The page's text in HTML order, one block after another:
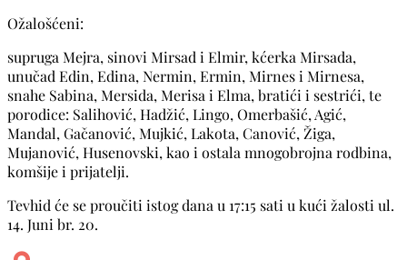
Ožalošćeni:
supruga Mejra, sinovi Mirsad i Elmir, kćerka Mirsada,
unučad Edin, Edina, Nermin, Ermin, Mirnes i Mirnesa,
snahe Sabina, Mersida, Merisa i Elma, bratići i sestrići, te
porodice: Salihović, Hadžić, Lingo, Omerbašić, Agić,
Mandal, Gačanović, Mujkić, Lakota, Canović, Žiga,
Mujanović, Husenovski, kao i ostala mnogobrojna rodbina,
komšije i prijatelji.
Tevhid će se proučiti istog dana u 17:15 sati u kući žalosti ul.
14. Juni br. 20.